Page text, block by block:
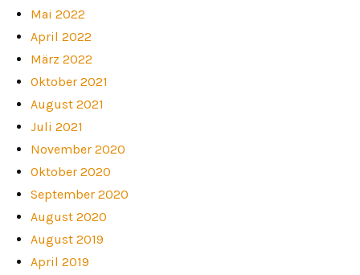
Mai 2022
April 2022
März 2022
Oktober 2021
August 2021
Juli 2021
November 2020
Oktober 2020
September 2020
August 2020
August 2019
April 2019